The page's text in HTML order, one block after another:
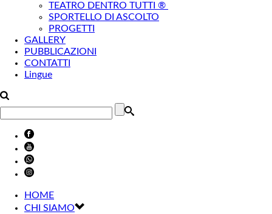
TEATRO DENTRO TUTTI ®
SPORTELLO DI ASCOLTO
PROGETTI
GALLERY
PUBBLICAZIONI
CONTATTI
Lingue
HOME
CHI SIAMO